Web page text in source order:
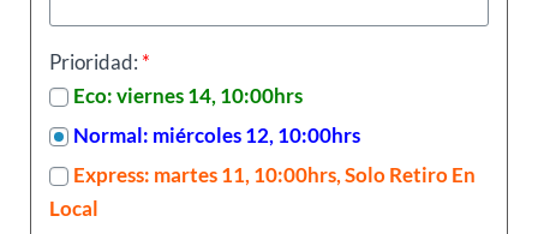
Prioridad: *
Eco: viernes 14, 10:00hrs
Normal: miércoles 12, 10:00hrs
Express: martes 11, 10:00hrs, Solo Retiro En
Local